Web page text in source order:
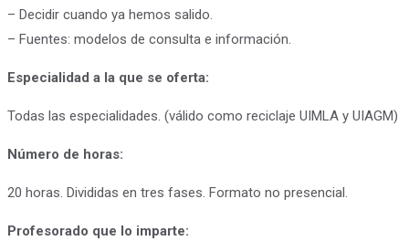
– Decidir cuando ya hemos salido.
– Fuentes: modelos de consulta e información.
Especialidad a la que se oferta:
Todas las especialidades. (válido como reciclaje UIMLA y UIAGM)
Número de horas:
20 horas. Divididas en tres fases. Formato no presencial.
Profesorado que lo imparte: